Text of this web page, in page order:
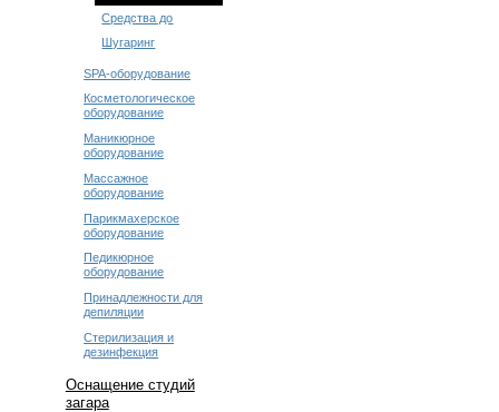
Средства до
Шугаринг
SPA-оборудование
Косметологическое
оборудование
Маникюрное
оборудование
Массажное
оборудование
Парикмахерское
оборудование
Педикюрное
оборудование
Принадлежности для
депиляции
Стерилизация и
дезинфекция
Оснащение студий
загара